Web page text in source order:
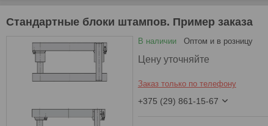
Стандартные блоки штампов. Пример заказа
В наличии Оптом и в розницу
Цену уточняйте
Заказ только по телефону
+375 (29) 861-15-67